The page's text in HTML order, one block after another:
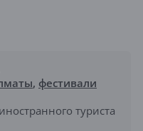
, фестивали
туриста